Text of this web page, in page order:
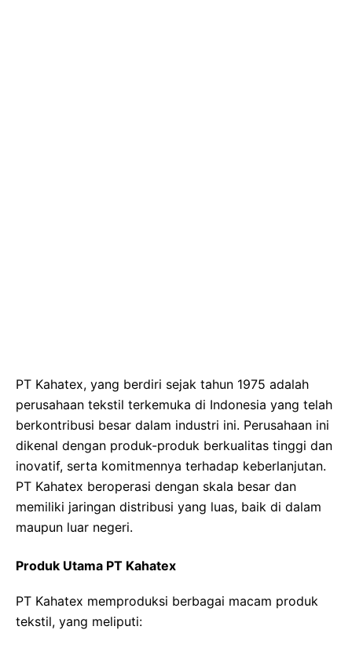
PT Kahatex, yang berdiri sejak tahun 1975 adalah
perusahaan tekstil terkemuka di Indonesia yang telah
berkontribusi besar dalam industri ini. Perusahaan ini
dikenal dengan produk-produk berkualitas tinggi dan
inovatif, serta komitmennya terhadap keberlanjutan.
PT Kahatex beroperasi dengan skala besar dan
memiliki jaringan distribusi yang luas, baik di dalam
maupun luar negeri.
Produk Utama PT Kahatex
PT Kahatex memproduksi berbagai macam produk
tekstil, yang meliputi: